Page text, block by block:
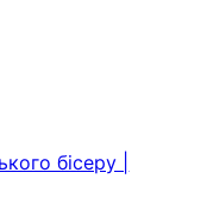
бісеру |